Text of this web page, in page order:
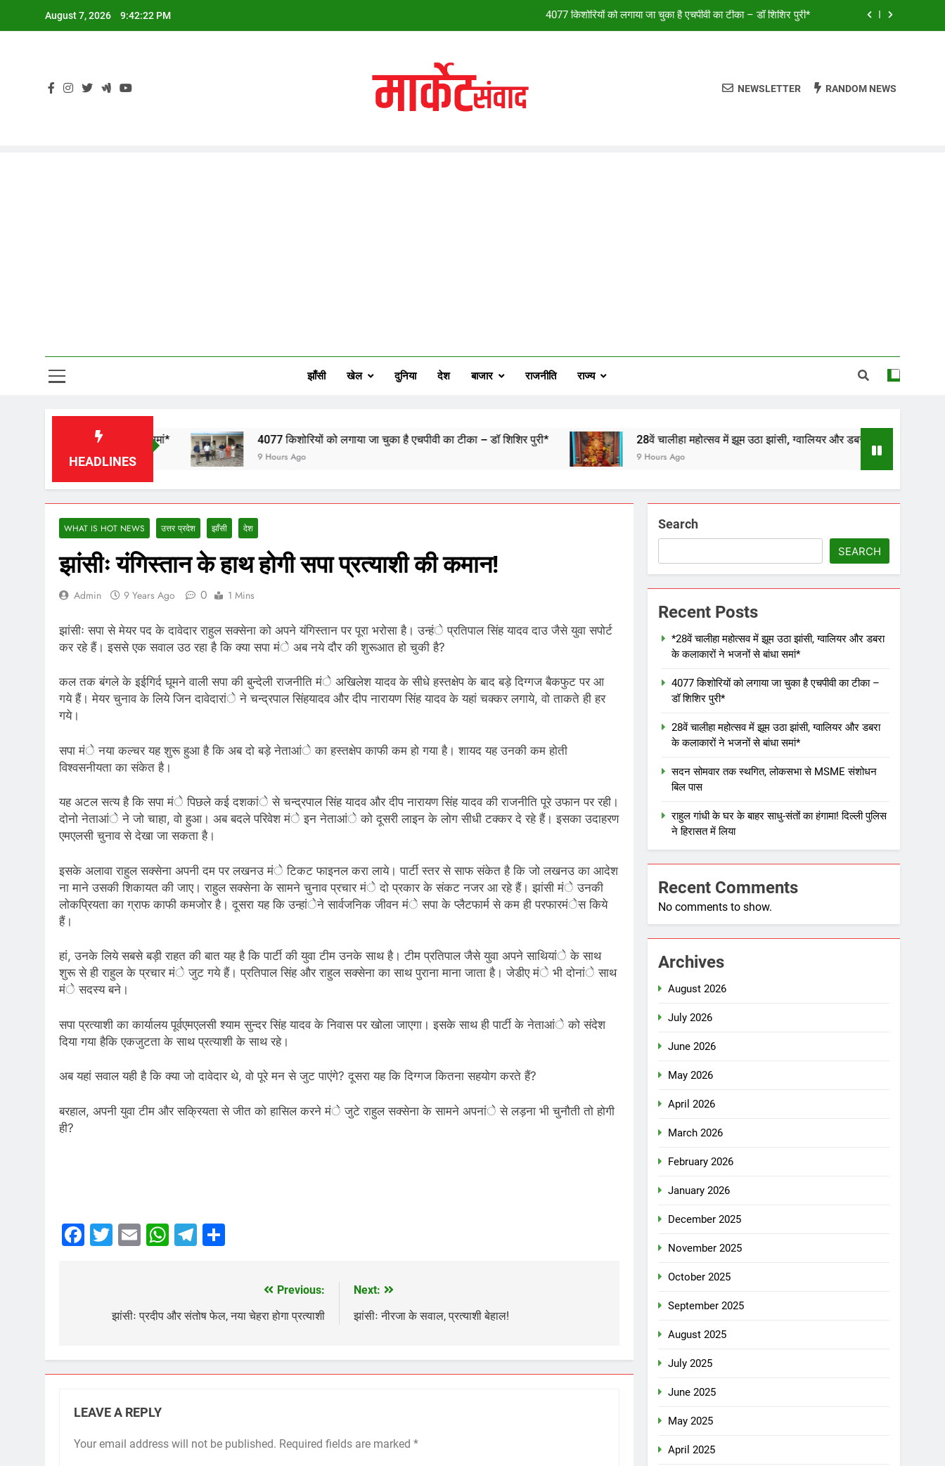
August 7, 2026 9:42:23 PM 28वें चालीहा महोत्सव में झूम उठा झांसी, ग्वालियर और डबरा के कलाकारों ने भजनों से बांधा समां*
*28वें चालीहा महोत्सव में झूम उठा झांसी, ग्वालियर और डबरा के कलाकारों ने भजनों से बांधा समां*
NEWSLETTER RANDOM NEWS
झाँसी खेल दुनिया देश बाजार राजनीति राज्य
HEADLINES
ने भजनों से बांधा समां* 4077 किशोरियों को लगाया जा चुका है एचपीवी का टीका – डॉ शिशिर पुरी*
9 Hours Ago
28वें चालीहा महोत्सव में झूम उठा झांसी, ग्वालियर और डबरा के कलाकारों ने भजनों से बांधा समां*
9 Hours Ago
WHAT IS HOT NEWS उत्तर प्रदेश झाँसी देश
झांसीः यंगिस्तान के हाथ होगी सपा प्रत्याशी की कमान!
Admin 9 Years Ago 0 1 Mins
झांसीः सपा से मेयर पद के दावेदार राहुल सक्सेना को अपने यंगिस्तान पर पूरा भरोसा है। उन्हंे प्रतिपाल सिंह यादव दाउ जैसे युवा सपोर्ट
कर रहे हैं। इससे एक सवाल उठ रहा है कि क्या सपा मंे अब नये दौर की शुरूआत हो चुकी है?
कल तक बंगले के इईगिर्द घूमने वाली सपा की बुन्देली राजनीति मंे अखिलेश यादव के सीधे हस्तक्षेप के बाद बड़े दिग्गज बैकफुट पर आ
गये हैं। मेयर चुनाव के लिये जिन दावेदारांे ने चन्द्रपाल सिंहयादव और दीप नारायण सिंह यादव के यहां चक्कर लगाये, वो ताकते ही हर
गये।
सपा मंे नया कल्चर यह शुरू हुआ है कि अब दो बड़े नेताआंे का हस्तक्षेप काफी कम हो गया है। शायद यह उनकी कम होती
विश्वसनीयता का संकेत है।
यह अटल सत्य है कि सपा मंे पिछले कई दशकांे से चन्द्रपाल सिंह यादव और दीप नारायण सिंह यादव की राजनीति पूरे उफान पर रही।
दोनो नेताआंे ने जो चाहा, वो हुआ। अब बदले परिवेश मंे इन नेताआंे को दूसरी लाइन के लोग सीधी टक्कर दे रहे हैं। इसका उदाहरण
एमएलसी चुनाव से देखा जा सकता है।
इसके अलावा राहुल सक्सेना अपनी दम पर लखनउ मंे टिकट फाइनल करा लाये। पार्टी स्तर से साफ संकेत है कि जो लखनउ का आदेश
ना माने उसकी शिकायत की जाए। राहुल सक्सेना के सामने चुनाव प्रचार मंे दो प्रकार के संकट नजर आ रहे हैं। झांसी मंे उनकी
लोकप्रियता का ग्राफ काफी कमजोर है। दूसरा यह कि उन्हांेने सार्वजनिक जीवन मंे सपा के प्लैटफार्म से कम ही परफारमंेस किये
हैं।
हां, उनके लिये सबसे बड़ी राहत की बात यह है कि पार्टी की युवा टीम उनके साथ है। टीम प्रतिपाल जैसे युवा अपने साथियांे के साथ
शुरू से ही राहुल के प्रचार मंे जुट गये हैं। प्रतिपाल सिंह और राहुल सक्सेना का साथ पुराना माना जाता है। जेडीए मंे भी दोनांे साथ
मंे सदस्य बने।
सपा प्रत्याशी का कार्यालय पूर्वएमएलसी श्याम सुन्दर सिंह यादव के निवास पर खोला जाएगा। इसके साथ ही पार्टी के नेताआंे को संदेश
दिया गया हैकि एकजुटता के साथ प्रत्याशी के साथ रहे।
अब यहां सवाल यही है कि क्या जो दावेदार थे, वो पूरे मन से जुट पाएंगे? दूसरा यह कि दिग्गज कितना सहयोग करते हैं?
बरहाल, अपनी युवा टीम और सक्रियता से जीत को हासिल करने मंे जुटे राहुल सक्सेना के सामने अपनांे से लड़ना भी चुनौती तो होगी
ही?
Facebook
Twitter
EmailWhatsApp
Telegram
navigation
Previous:
झांसीः प्रदीप और संतोष फेल, नया चेहरा होगा प्रत्याशी
Next:
झांसीः नीरजा के सवाल, प्रत्याशी बेहाल!
LEAVE A REPLY
Your email address will not be published. Required fields are marked *
Search
SEARCH
Recent Posts
*28वें चालीहा महोत्सव में झूम उठा झांसी, ग्वालियर और डबरा
के कलाकारों ने भजनों से बांधा समां*
4077 किशोरियों को लगाया जा चुका है एचपीवी का टीका –
डॉ शिशिर पुरी*
28वें चालीहा महोत्सव में झूम उठा झांसी, ग्वालियर और डबरा
के कलाकारों ने भजनों से बांधा समां*
सदन सोमवार तक स्थगित, लोकसभा से MSME संशोधन
बिल पास
राहुल गांधी के घर के बाहर साधु-संतों का हंगामा! दिल्ली पुलिस
ने हिरासत में लिया
Recent Comments
No comments to show.
Archives
August 2026
July 2026
June 2026
May 2026
April 2026
March 2026
February 2026
January 2026
December 2025
November 2025
October 2025
September 2025
August 2025
July 2025
June 2025
May 2025
April 2025